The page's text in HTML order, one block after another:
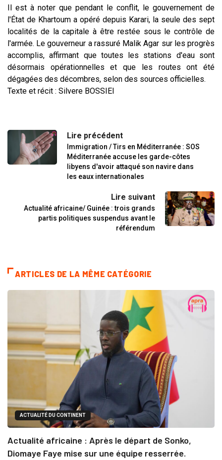
Il est à noter que pendant le conflit, le gouvernement de
l'État de Khartoum a opéré depuis Karari, la seule des sept
localités de la capitale à être restée sous le contrôle de
l'armée. Le gouverneur a rassuré Malik Agar sur les progrès
accomplis, affirmant que toutes les stations d'eau sont
désormais opérationnelles et que les routes ont été
dégagées des décombres, selon des sources officielles.
Texte et récit : Silvere BOSSIEI
Lire précédent
Immigration / Tirs en Méditerranée : SOS
Méditerranée accuse les garde-côtes
libyens d'avoir attaqué son navire dans
les eaux internationales
Lire suivant
Actualité africaine/ Guinée : trois grands
partis politiques suspendus avant le
référendum
ARTICLES DE LA MÊME CATÉGORIE
ACTUALITÉ DU CONTINENT
Actualité africaine : Après le départ de Sonko,
Diomaye Faye mise sur une équipe resserrée.